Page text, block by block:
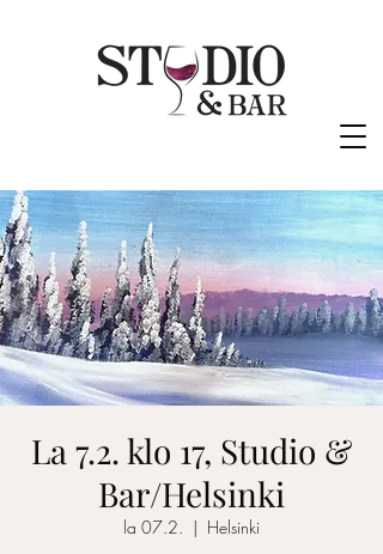
La 7.2. klo 17, Studio &
Bar/Helsinki
la 07.2.
  |
Helsinki